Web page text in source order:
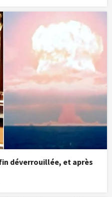
déverrouillée, et après